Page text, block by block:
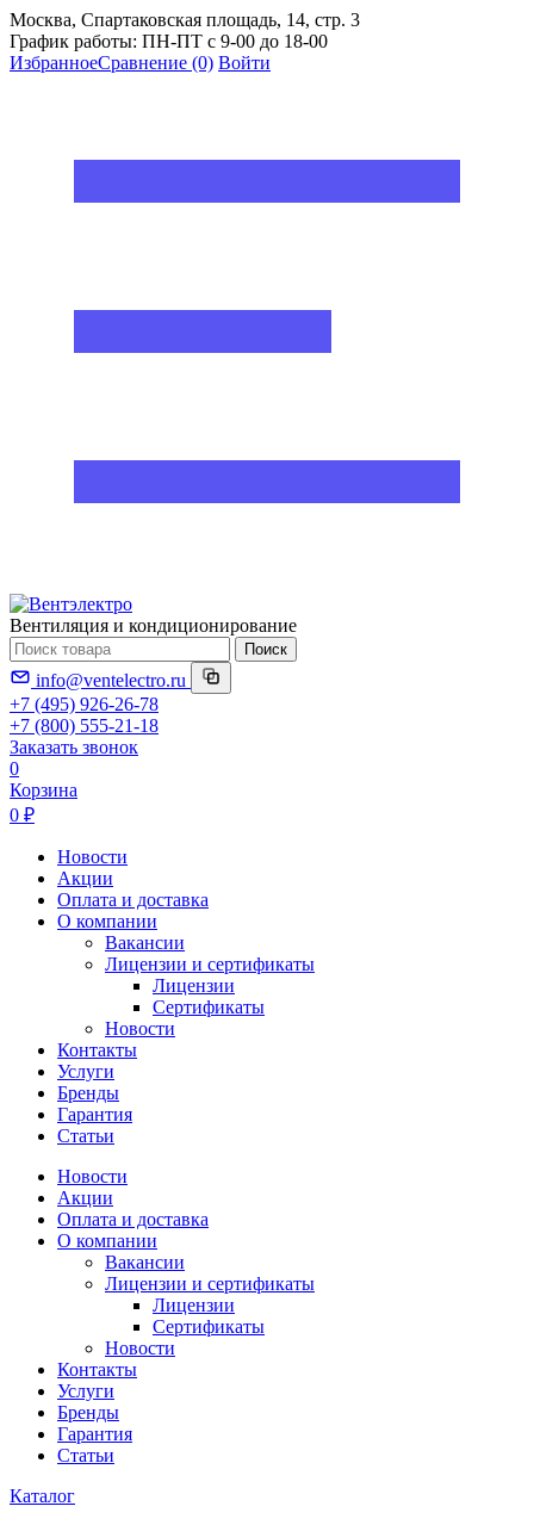
Москва, Спартаковская площадь, 14, стр. 3
График работы: ПН-ПТ с 9-00 до 18-00
ИзбранноеСравнение (0) Войти
Вентиляция и кондиционирование
Поиск
info@ventelectro.ru
+7 (495) 926-26-78
+7 (800) 555-21-18
Заказать звонок
0
Корзина
0 ₽
Новости
Акции
Оплата и доставка
О компании
Вакансии
Лицензии и сертификаты
Лицензии
Сертификаты
Новости
Контакты
Услуги
Бренды
Гарантия
Статьи
Новости
Акции
Оплата и доставка
О компании
Вакансии
Лицензии и сертификаты
Лицензии
Сертификаты
Новости
Контакты
Услуги
Бренды
Гарантия
Статьи
Каталог